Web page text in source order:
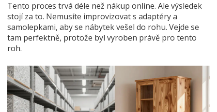
Tento proces trvá déle než nákup online. Ale výsledek
stojí za to. Nemusíte improvizovat s adaptéry a
samolepkami, aby se nábytek vešel do rohu. Vejde se
tam perfektně, protože byl vyroben právě pro tento
roh.